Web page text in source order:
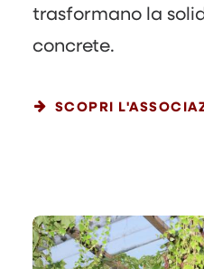
trasformano la
concrete.
SCOPRI